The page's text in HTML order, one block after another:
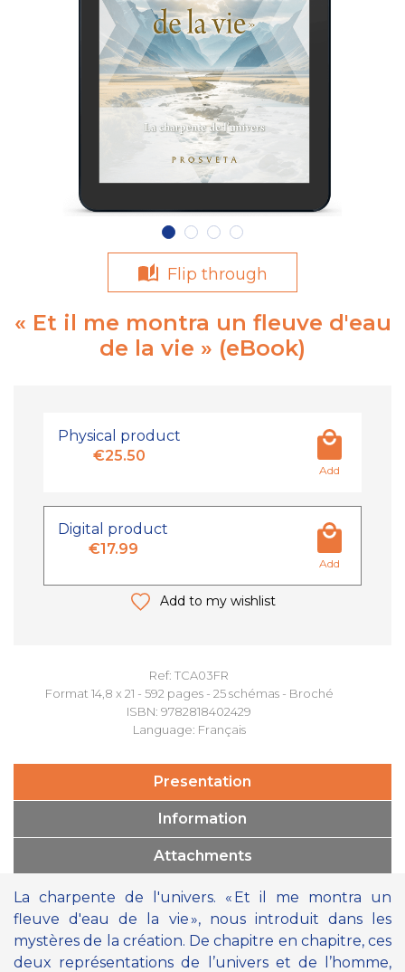
Flip through
« Et il me montra un fleuve d'eau
de la vie » (eBook)
Ref: TCA03FR
Format 14,8 x 21 - 592 pages - 25 schémas - Broché
ISBN: 9782818402429
Language: Français
Physical product
€25.50
Add
Digital product
€17.99
Add
Add to my wishlist
Presentation
Information
Attachments
La charpente de l'univers. « Et il me montra un
fleuve d'eau de la vie », nous introduit dans les
mystères de la création. De chapitre en chapitre, ces
deux représentations de l’univers et de l’homme,